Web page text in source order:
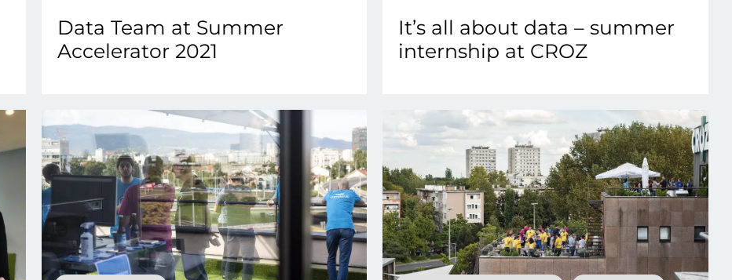
Data Team at Summer
Accelerator 2021
It’s all about data – summer
internship at CROZ